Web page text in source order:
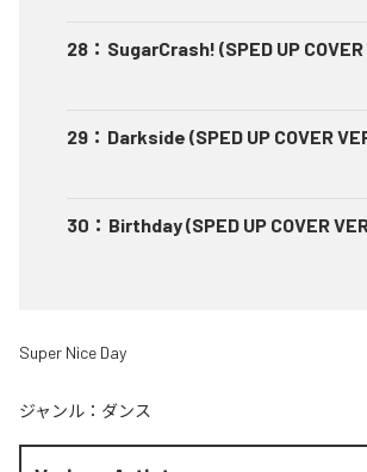
28 ： SugarCrash! (SPED UP COVER
29 ： Darkside (SPED UP COVER
30 ： Birthday (SPED UP COVER
Super Nice Day
ジャンル： ダンス